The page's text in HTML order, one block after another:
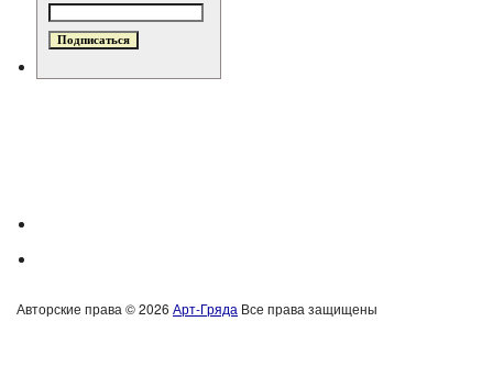
Авторские права © 2026 Арт-Гряда Все права защищены